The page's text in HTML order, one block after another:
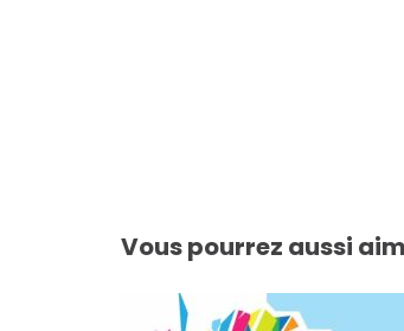
l’article
Vous pourrez aussi